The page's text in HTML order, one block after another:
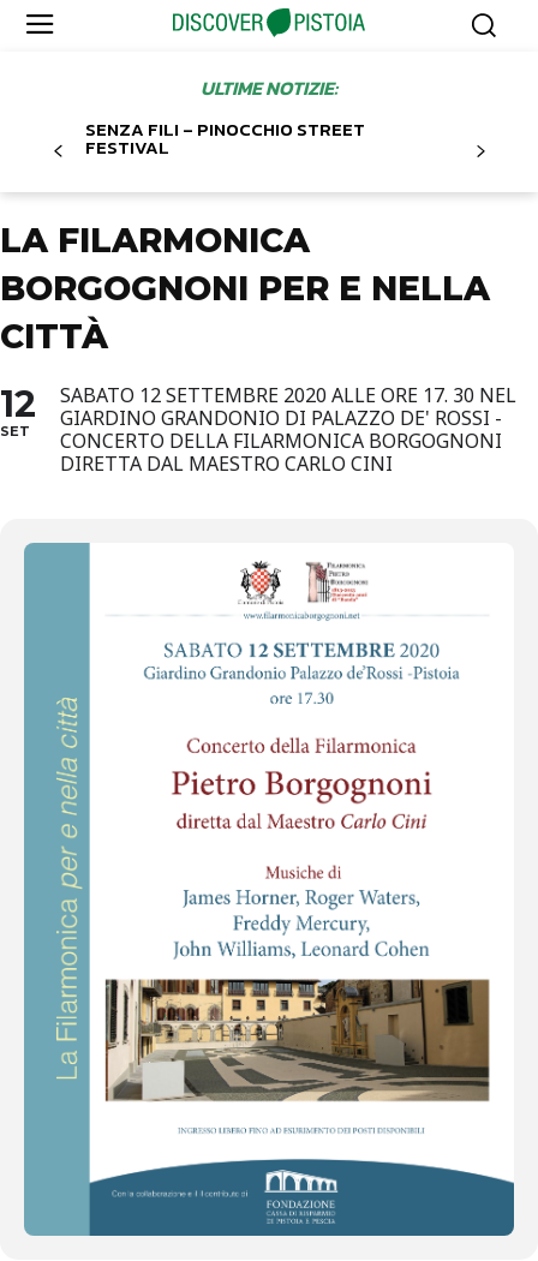
ULTIME NOTIZIE:
SENZA FILI – PINOCCHIO STREET
FESTIVAL
LA FILARMONICA
BORGOGNONI PER E NELLA
CITTÀ
12
SET
SABATO 12 SETTEMBRE 2020 ALLE ORE 17. 30 NEL
GIARDINO GRANDONIO DI PALAZZO DE' ROSSI -
CONCERTO DELLA FILARMONICA BORGOGNONI
DIRETTA DAL MAESTRO CARLO CINI